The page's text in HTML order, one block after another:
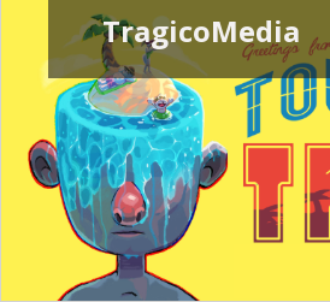
TragicoMedia